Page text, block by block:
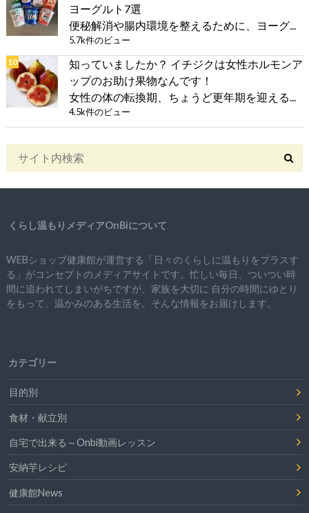
ヨーグルト7選
便秘解消や腸内環境を整えるために、ヨーグ...
5.7k件のビュー
知っていましたか？ イチジクは女性ホルモンア
ップのお助け果物なんです！
女性の体の転換期、ちょうど更年期を迎える...
4.5k件のビュー
くらし温もりメディアOnBiについて
WEBショップ健康館が運営する「日々のくらしに温もりをプラスす
る」がコンセプトのメディアサイトです。忙しい毎日、ついつい時
間に追われてしまいがちですが、 家族を大切に 自分の時間にゆとり
をもって、 温かみのある生活を。そんな情報をお届けします。
カテゴリー
目的別
食材・献立別
自宅で出来る～Onbi動画レッスン
安納芋レシピ
健康館News